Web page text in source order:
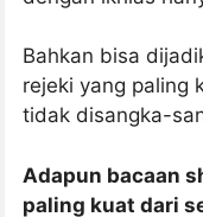
Bahkan bisa
rejeki yang paling
tidak disangka-
Adapun bacaan
paling kuat dari